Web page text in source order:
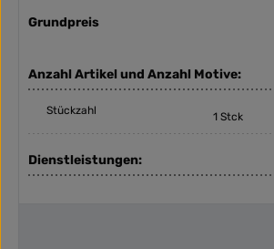
Grundpreis
Anzahl Artikel und Anzahl Motive:
Stückzahl 1 Stck
Dienstleistungen: